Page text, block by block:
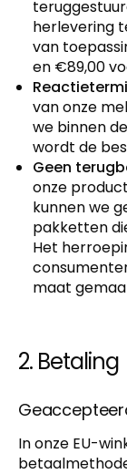
herlevering
van
en €89,00
van onze
we binnen
wordt de
Geen
onze
kunnen we
pakketten
Het
maat
2. Betaling
In onze EU-